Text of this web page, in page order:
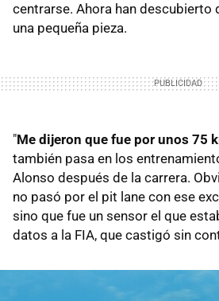
centrarse. Ahora han descubierto
una pequeña pieza.
"Me dijeron que fue por unos 75
también pasa en los
Alonso después de la carrera.
no pasó por el pit lane con ese
sino que fue un sensor el que
datos a la FIA, que castigó sin